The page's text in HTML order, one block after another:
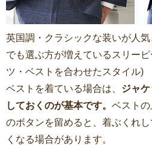
英国調・クラシックな装いが人気
でも選ぶ方が増えているスリー
ツ・ベストを合わせたスタイル)
ベストを着ている場合は、 ジャ
しておくのが基本です。 ベストの
のボタンを留めると、着ぶくれ
くなる場合があります。